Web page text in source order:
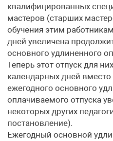
квалифицированных
мастеров (старших
обучения этим
дней увеличена
основного удлиненного
Теперь этот отпуск для
календарных дней
ежегодного основного
оплачиваемого отпуска
некоторых других
постановление).
Ежегодный основной